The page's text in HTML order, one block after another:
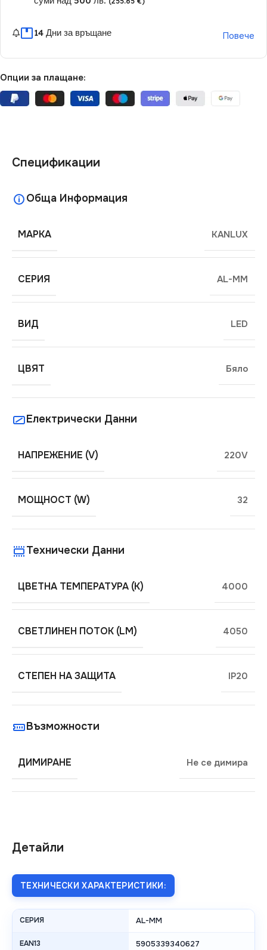
14 Дни за връщане Повече
Опции за плащане:
Детайли
ТЕХНИЧЕСКИ ХАРАКТЕРИСТИКИ:
СЕРИЯ AL-MM
EAN13 5905339340627
Спецификации
Обща Информация
МАРКА KANLUX
СЕРИЯ AL-MM
ВИД LED
ЦВЯТ Бяло
Електрически Данни
НАПРЕЖЕНИЕ (V) 220V
МОЩНОСТ (W) 32
Технически Данни
ЦВЕТНА ТЕМПЕРАТУРА (K) 4000
СВЕТЛИНЕН ПОТОК (LM) 4050
СТЕПЕН НА ЗАЩИТА IP20
Възможности
ДИМИРАНЕ Не се димира